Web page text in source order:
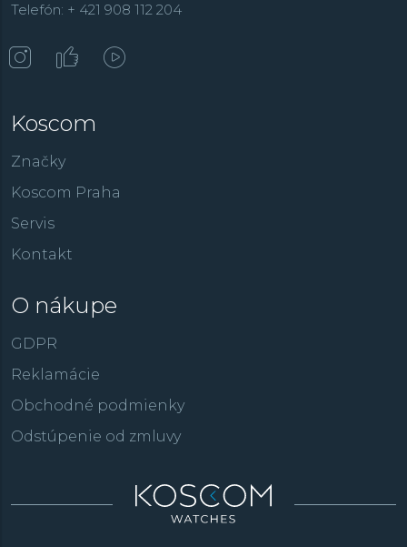
Telefón: + 421 908 112 204
Koscom
Značky
Koscom Praha
Servis
Kontakt
O nákupe
GDPR
Reklamácie
Obchodné podmienky
Odstúpenie od zmluvy